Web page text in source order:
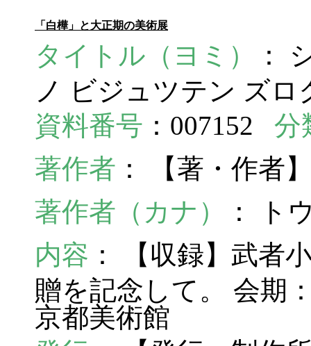
「白樺」と大正期の美術展
タイトル（ヨミ）
：
ノ ビジュツテン ズロ
資料番号 ：007152 分
著作者 ： 【著・作者
著作者（カナ）
： ト
内容 ： 【収録】武者
贈を記念して。 会期
京都美術館